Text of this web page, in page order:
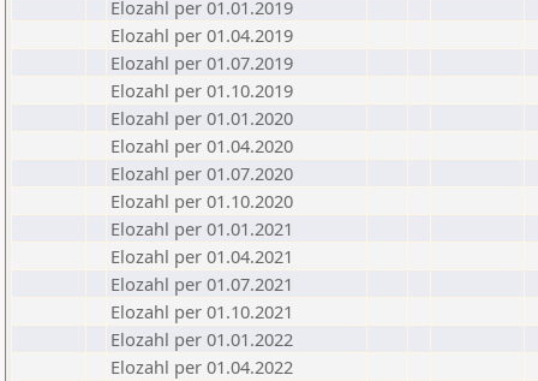
Elozahl per 01.01.2019
Elozahl per 01.04.2019
Elozahl per 01.07.2019
Elozahl per 01.10.2019
Elozahl per 01.01.2020
Elozahl per 01.04.2020
Elozahl per 01.07.2020
Elozahl per 01.10.2020
Elozahl per 01.01.2021
Elozahl per 01.04.2021
Elozahl per 01.07.2021
Elozahl per 01.10.2021
Elozahl per 01.01.2022
Elozahl per 01.04.2022